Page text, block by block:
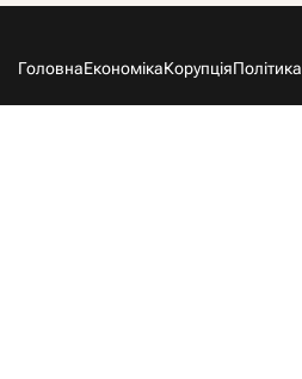
ГоловнаЕкономікаКорупціяПолітика